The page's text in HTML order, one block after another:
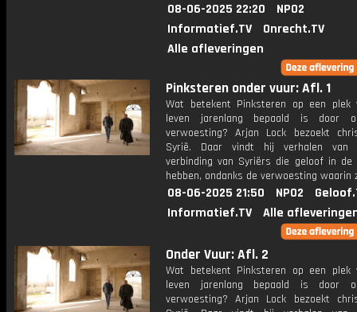
08-06-2025 22:20
NPO2
Informatief.TV
Onrecht.TV
Alle afleveringen
Pinksteren onder vuur: Afl. 1
Wat betekent Pinksteren op een plek
leven jarenlang bepaald is door
verwoesting? Arjan Lock bezoekt
Syrië. Daar vindt hij verhalen van
verbinding van Syriërs die geloof in de
hebben, ondanks de verwoesting waarin
08-06-2025 21:50 NPO2
Informatief.TV
Alle
Onder Vuur: Afl. 2
Wat betekent Pinksteren op een plek
leven jarenlang bepaald is door
verwoesting? Arjan Lock bezoekt